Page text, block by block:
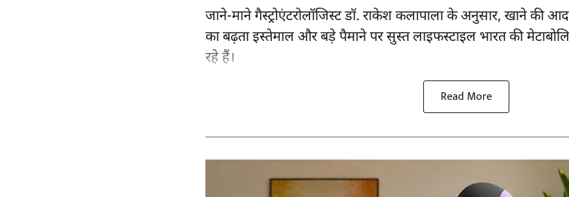
जाने-माने गैस्ट्रोएंटरोलॉजिस्ट डॉ. राकेश कलापाला के अनुसार, खाने की
का बढ़ता इस्तेमाल और बड़े पैमाने पर सुस्त लाइफस्टाइल भारत की
रहे हैं।
Read More